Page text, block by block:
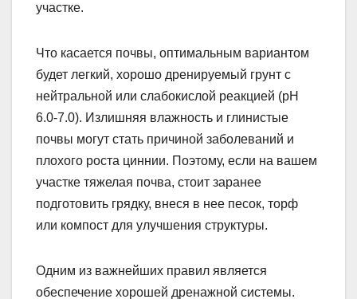
участке.
Что касается почвы, оптимальным вариантом
будет легкий, хорошо дренируемый грунт с
нейтральной или слабокислой реакцией (pH
6.0-7.0). Излишняя влажность и глинистые
почвы могут стать причиной заболеваний и
плохого роста циннии. Поэтому, если на вашем
участке тяжелая почва, стоит заранее
подготовить грядку, внеся в нее песок, торф
или компост для улучшения структуры.
Одним из важнейших правил является
обеспечение хорошей дренажной системы.